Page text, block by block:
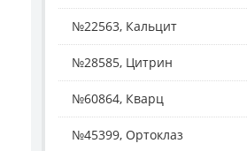
№22563, Кальцит
№28585, Цитрин
№60864, Кварц
№45399, Ортоклаз